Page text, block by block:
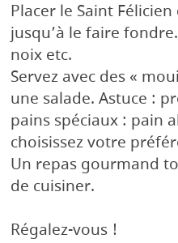
Placer le Saint
jusqu’à le faire
noix etc.
Servez avec des «
une salade. Astuce :
pains spéciaux : pain
choisissez votre
Un repas gourmand
de cuisiner.
Régalez-vous !